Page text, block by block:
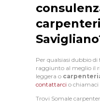
Per qualsiasi dubbio di
raggiunto al meglio il
leggera o
contattarci o chiamaci
Trovi Somale